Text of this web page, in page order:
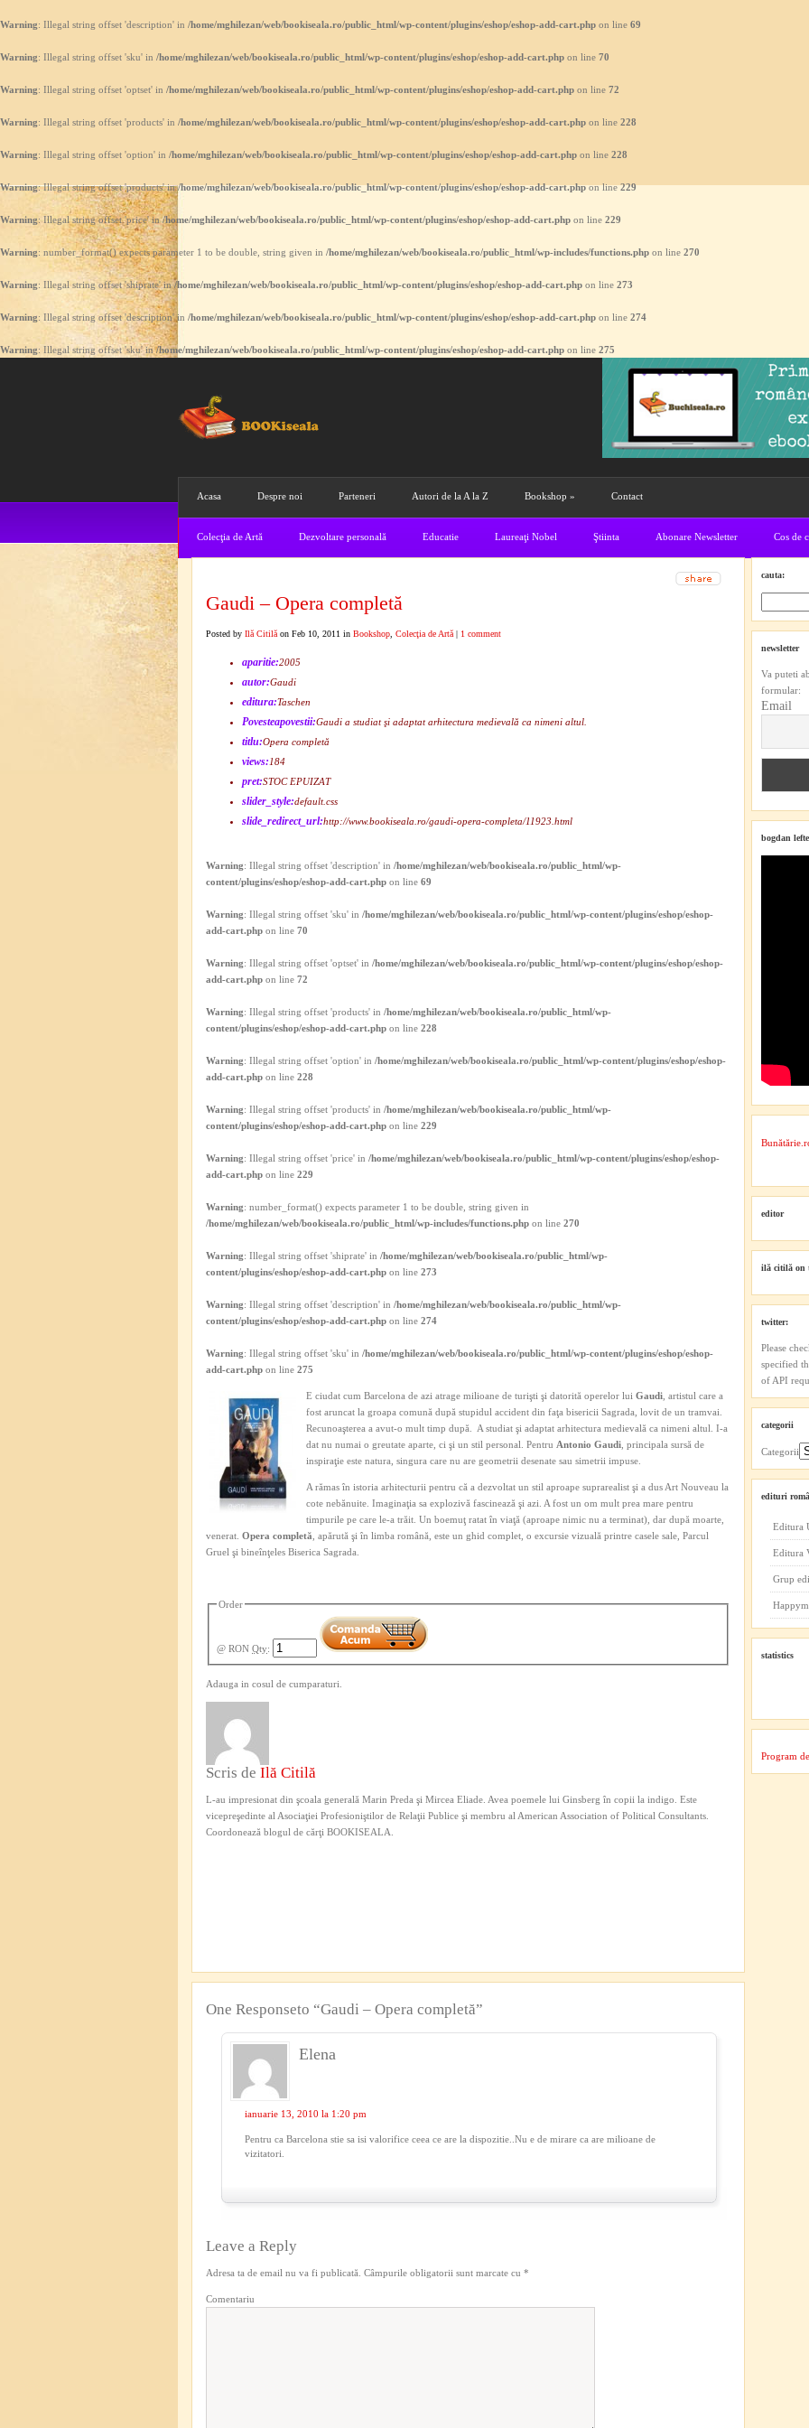
Warning: Illegal string offset 'description' in /home/mghilezan/web/bookiseala.ro/public_html/wp-content/plugins/eshop/eshop-add-cart.php on line 69
Warning: Illegal string offset 'sku' in /home/mghilezan/web/bookiseala.ro/public_html/wp-content/plugins/eshop/eshop-add-cart.php on line 70
Warning: Illegal string offset 'optset' in /home/mghilezan/web/bookiseala.ro/public_html/wp-content/plugins/eshop/eshop-add-cart.php on line 72
Warning: Illegal string offset 'products' in /home/mghilezan/web/bookiseala.ro/public_html/wp-content/plugins/eshop/eshop-add-cart.php on line 228
Warning: Illegal string offset 'option' in /home/mghilezan/web/bookiseala.ro/public_html/wp-content/plugins/eshop/eshop-add-cart.php on line 228
Warning: Illegal string offset 'products' in/home/mghilezan/web/bookiseala.ro/public_html/wp-content/plugins/eshop/eshop-add-cart.phpon line229
Warning: Illegal string offset 'price' in/home/mghilezan/web/bookiseala.ro/public_html/wp-content/plugins/eshop/eshop-add-cart.php on line 229
Warning: number_format() expects parameter 1 to be double, string given in /home/mghilezan/web/bookiseala.ro/public_html/wp-includes/functions.php on line 270
Warning: Illegal string offset 'shiprate' in/home/mghilezan/web/bookiseala.ro/public_html/wp-content/plugins/eshop/eshop-add-cart.php on line 273
Warning: Illegal string offset 'description' in /home/mghilezan/web/bookiseala.ro/public_html/wp-content/plugins/eshop/eshop-add-cart.php on line 274
Warning: Illegal string offset 'sku' in/home/mghilezan/web/bookiseala.ro/public_html/wp-content/plugins/eshop/eshop-add-cart.php on line 275
Acasa Despre noi Parteneri Autori de la A la Z Bookshop » Contact
Colecţia de Artă Dezvoltare personală Educatie Laureaţi Nobel Ştiinta Abonare Newsletter Cos de
Gaudi – Opera completă
Posted by Ilă Citilă on Feb 10, 2011 in Bookshop Colecţia de Artă | 1 comment
aparitie:2005
autor:Gaudi
editura:Taschen
Povesteapovestii:Gaudi a studiat şi adaptat arhitectura medievală ca nimeni altul.
titlu:Opera completă
views:184
pret:STOC EPUIZAT
slider_style:default.css
slide_redirect_url:http://www.bookiseala.ro/gaudi-opera-completa/11923.html
Warning: Illegal string offset 'description' in /home/mghilezan/web/bookiseala.ro/public_html/wp-
content/plugins/eshop/eshop-add-cart.php on line 69
Warning: Illegal string offset 'sku' in /home/mghilezan/web/bookiseala.ro/public_html/wp-content/plugins/eshop/eshop-
add-cart.php on line 70
Warning: Illegal string offset 'optset' in /home/mghilezan/web/bookiseala.ro/public_html/wp-content/plugins/eshop/eshop-
add-cart.php on line 72
Warning: Illegal string offset 'products' in /home/mghilezan/web/bookiseala.ro/public_html/wp-
content/plugins/eshop/eshop-add-cart.php on line 228
Warning: Illegal string offset 'option' in /home/mghilezan/web/bookiseala.ro/public_html/wp-content/plugins/eshop/eshop-
add-cart.php on line 228
Warning: Illegal string offset 'products' in /home/mghilezan/web/bookiseala.ro/public_html/wp-
content/plugins/eshop/eshop-add-cart.php on line 229
Warning: Illegal string offset 'price' in /home/mghilezan/web/bookiseala.ro/public_html/wp-content/plugins/eshop/eshop-
add-cart.php on line 229
Warning: number_format() expects parameter 1 to be double, string given in
/home/mghilezan/web/bookiseala.ro/public_html/wp-includes/functions.php on line 270
Warning: Illegal string offset 'shiprate' in /home/mghilezan/web/bookiseala.ro/public_html/wp-
content/plugins/eshop/eshop-add-cart.php on line 273
Warning: Illegal string offset 'description' in /home/mghilezan/web/bookiseala.ro/public_html/wp-
content/plugins/eshop/eshop-add-cart.php on line 274
Warning: Illegal string offset 'sku' in /home/mghilezan/web/bookiseala.ro/public_html/wp-content/plugins/eshop/eshop-
add-cart.php on line 275
E ciudat cum Barcelona de azi atrage milioane de turişti şi datorită operelor lui Gaudi , artistul care a
fost aruncat la groapa comună după stupidul accident din faţa bisericii Sagrada, lovit de un tramvai.
Recunoaşterea a avut-o mult timp după. A studiat şi adaptat arhitectura medievală ca nimeni altul. I-a
dat nu numai o greutate aparte, ci şi un stil personal. Pentru Antonio Gaudi , principala sursă de
inspiraţie este natura, singura care nu are geometrii desenate sau simetrii impuse.
A rămas în istoria arhitecturii pentru că a dezvoltat un stil aproape suprarealist şi a dus Art Nouveau la
cote nebănuite. Imaginaţia sa explozivă fascinează şi azi. A fost un om mult prea mare pentru
timpurile pe care le-a trăit. Un boemuţ ratat în viaţă (aproape nimic nu a terminat), dar după moarte,
venerat. Opera completă , apărută şi în limba română, este un ghid complet, o excursie vizuală printre casele sale, Parcul
Gruel şi bineînţeles Biserica Sagrada.
Order
@ RON Qty:
Adauga in cosul de cumparaturi.
Scris de Ilă Citilă
L-au impresionat din şcoala generală Marin Preda şi Mircea Eliade. Avea poemele lui Ginsberg în copii la indigo. Este
vicepreşedinte al Asociaţiei Profesioniştilor de Relaţii Publice şi membru al American Association of Political Consultants.
Coordonează blogul de cărţi BOOKISEALA.
One Responseto “Gaudi – Opera completă”
Elena
ianuarie 13, 2010 la 1:20 pm
Pentru ca Barcelona stie sa isi valorifice ceea ce are la dispozitie..Nu e de mirare ca are milioane de
vizitatori.
Leave a Reply
Adresa ta de email nu va fi publicată. Câmpurile obligatorii sunt marcate cu *
Comentariu
cauta:
newsletter
Va puteti
formular:
Email
bogdan
editor
ilă citilă on
twitter:
Please
specified
of API
categorii
Categorii
edituri
Editura
Editura
Grup
statistics
Program